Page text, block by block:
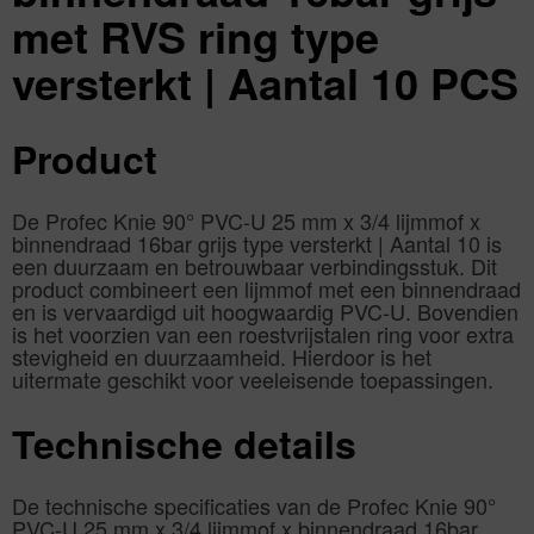
met RVS ring type
versterkt | Aantal 10 PCS
Product
De Profec Knie 90° PVC-U 25 mm x 3/4 lijmmof x
binnendraad 16bar grijs type versterkt | Aantal 10 is
een duurzaam en betrouwbaar verbindingsstuk. Dit
product combineert een lijmmof met een binnendraad
en is vervaardigd uit hoogwaardig PVC-U. Bovendien
is het voorzien van een roestvrijstalen ring voor extra
stevigheid en duurzaamheid. Hierdoor is het
uitermate geschikt voor veeleisende toepassingen.
Technische details
De technische specificaties van de Profec Knie 90°